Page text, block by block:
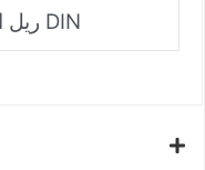
ریل استاندارد DIN